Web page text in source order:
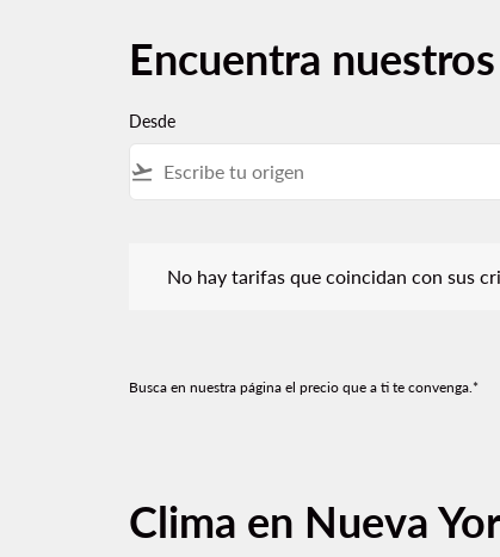
Encuentra
Desde
flight_takeoff
No hay tarifas que coincidan con sus
Busca en nuestra página el precio que a ti te convenga.*
Clima en Nueva